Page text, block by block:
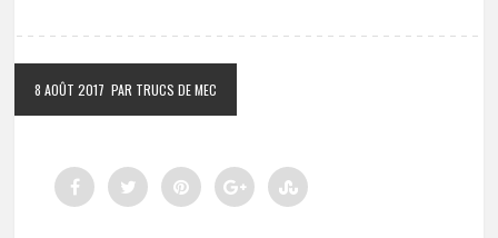
8 AOÛT 2017 PAR TRUCS DE MEC